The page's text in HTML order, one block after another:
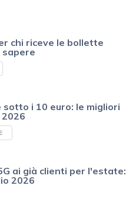
chi riceve le bollette
sapere
i 10 euro: le migliori
ai già clienti per l'estate:
2026